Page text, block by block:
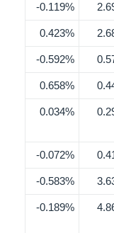
0.119%-
0.423%
0.592%-
0.658%
0.034%
0.072%-
0.583%-
0.189%-